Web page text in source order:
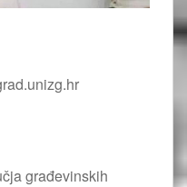
građevinskih